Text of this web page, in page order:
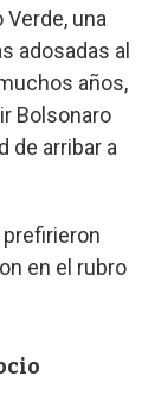
una
adosadas al
años,
Bolsonaro
de arribar a
en el rubro